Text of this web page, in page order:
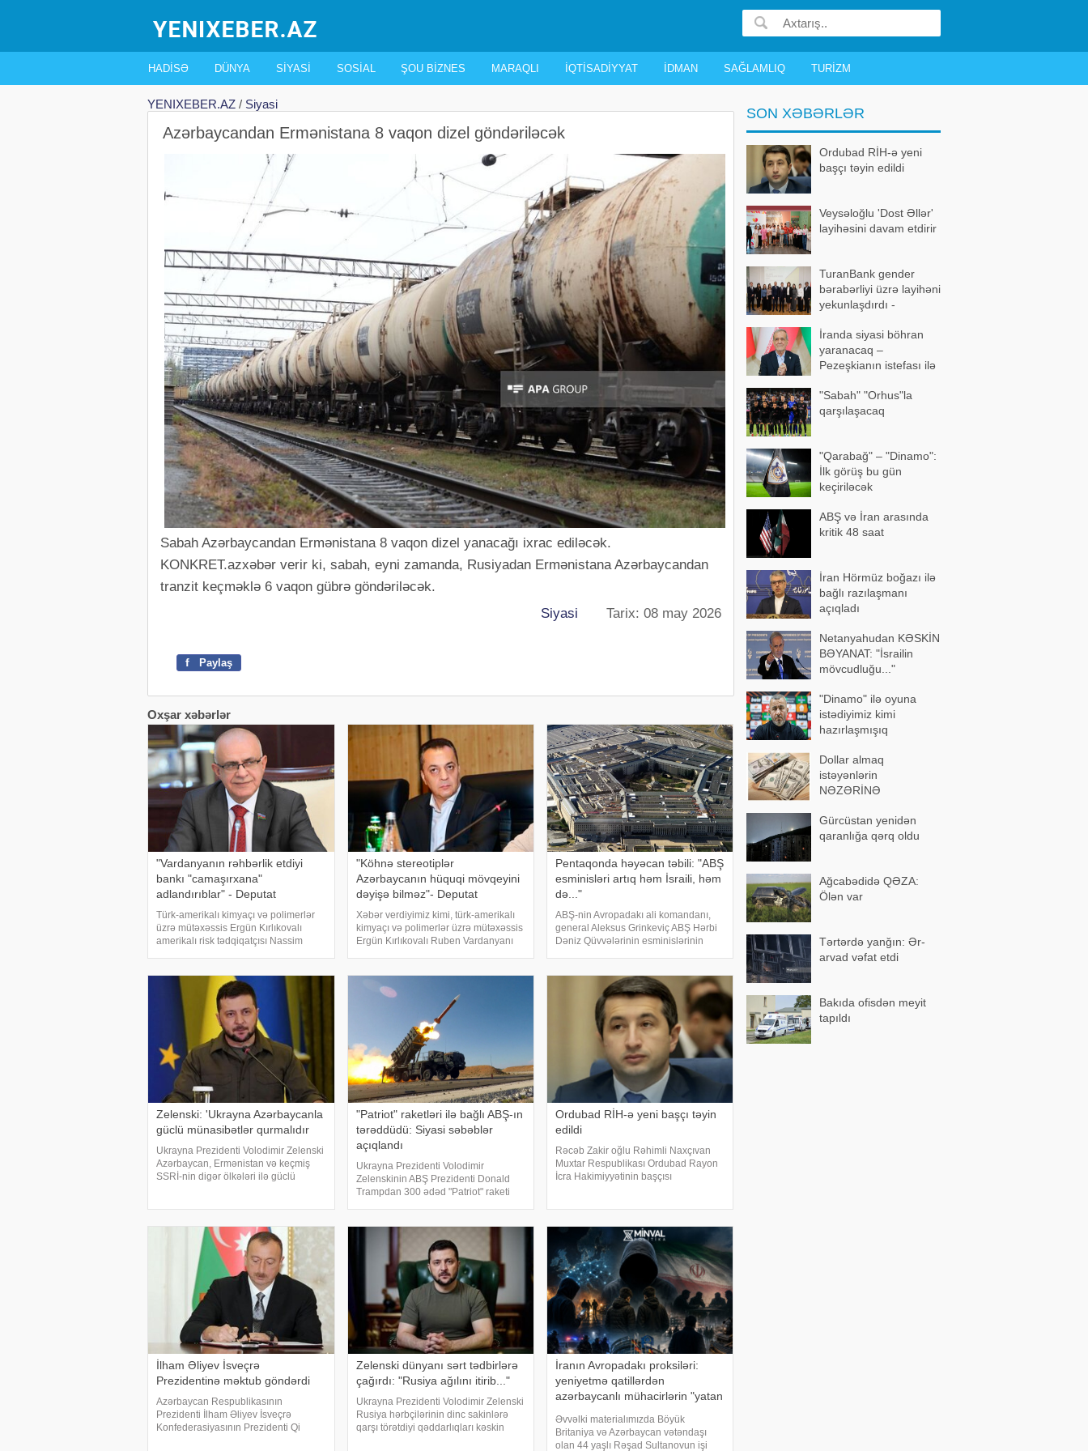
HADISƏ DÜNYA SIYASI SOSIAL ŞOU BIZNES MARAQLI İQTISADIYYAT İDMAN SAĞLAMLIQ TURIZM
YENIXEBER.AZ / Siyasi
Azərbaycandan Ermənistana 8 vaqon dizel göndəriləcək
Sabah Azərbaycandan Ermənistana 8 vaqon dizel yanacağı ixrac ediləcək.
KONKRET.azxəbər verir ki, sabah, eyni zamanda, Rusiyadan Ermənistana Azərbaycandan
tranzit keçməklə 6 vaqon gübrə göndəriləcək.
Siyasi Tarix: 08 may 2026
f Paylaş
Oxşar xəbərlər
"Vardanyanın rəhbərlik etdiyi
bankı "camaşırxana"
adlandırıblar" - Deputat
Türk-amerikalı kimyaçı və polimerlər
üzrə mütəxəssis Ergün Kırlıkovalı
amerikalı risk tədqiqatçısı Nassim
Vardanyanı dəstəkləməsini və
Vardanyan həbsdə olduğu müddətdə
"Köhnə stereotiplər
Azərbaycanın hüquqi mövqeyini
dəyişə bilməz"- Deputat
Xəbər verdiyimiz kimi, türk-amerikalı
kimyaçı və polimerlər üzrə mütəxəssis
Ergün Kırlıkovalı Ruben Vardanyanı
ilə əlaqədar amerikalı risk tədqiqatçısı
Pentaqonda həyəcan təbili: "ABŞ
esminisləri artıq həm İsraili, həm
də..."
ABŞ-nin Avropadakı ali komandanı,
general Aleksus Grinkeviç ABŞ Hərbi
Dəniz Qüvvələrinin esminislərinin
KONKRET.azxəbər verir ki, onun
sözlərinə görə, mövcud resursla
Zelenski: 'Ukrayna Azərbaycanla
güclü münasibətlər qurmalıdır
Ukrayna Prezidenti Volodimir Zelenski
Azərbaycan, Ermənistan və keçmiş
SSRİ-nin digər ölkələri ilə güclü
yazıb
"Patriot" raketləri ilə bağlı ABŞ-ın
tərəddüdü: Siyasi səbəblər
açıqlandı
Ukrayna Prezidenti Volodimir
Zelenskinin ABŞ Prezidenti Donald
Trampdan 300 ədəd "Patriot" raketi
gündəmə gətirib. Bununla belə, Ağ Ev
Ordubad RİH-ə yeni başçı təyin
edildi
Rəcəb Zakir oğlu Rəhimli Naxçıvan
Muxtar Respublikası Ordubad Rayon
İcra Hakimiyyətinin başçısı
imzalayıb. Dövlət başçısını
İlham Əliyev İsveçrə
Prezidentinə məktub göndərdi
Azərbaycan Respublikasının
Prezidenti İlham Əliyev İsveçrə
Konfederasiyasının Prezidenti Qi
Zelenski dünyanı sərt tədbirlərə
çağırdı: "Rusiya ağılını itirib..."
Ukrayna Prezidenti Volodimir Zelenski
Rusiya hərbçilərinin dinc sakinlərə
qarşı törətdiyi qəddarlıqları kəskin
İranın Avropadakı proksiləri:
yeniyetmə qatillərdən
azərbaycanlı mühacirlərin "yatan
Əvvəlki materialımızda Böyük
Britaniya və Azərbaycan vətəndaşı
olan 44 yaşlı Rəşad Sultanovun işi
SON XƏBƏRLƏR
Ordubad RİH-ə yeni
başçı təyin edildi
Veysəloğlu 'Dost Əllər'
layihəsini davam etdirir
TuranBank gender
bərabərliyi üzrə layihəni
yekunlaşdırdı -
İranda siyasi böhran
yaranacaq –
Pezeşkianın istefası ilə
"Sabah" "Orhus"la
qarşılaşacaq
"Qarabağ" – "Dinamo":
İlk görüş bu gün
keçiriləcək
ABŞ və İran arasında
kritik 48 saat
İran Hörmüz boğazı ilə
bağlı razılaşmanı
açıqladı
Netanyahudan KƏSKİN
BƏYANAT: "İsrailin
mövcudluğu..."
"Dinamo" ilə oyuna
istədiyimiz kimi
hazırlaşmışıq
Dollar almaq
istəyənlərin
NƏZƏRİNƏ
Gürcüstan yenidən
qaranlığa qərq oldu
Ağcabədidə QƏZA:
Ölən var
Tərtərdə yanğın: Ər-
arvad vəfat etdi
Bakıda ofisdən meyit
tapıldı